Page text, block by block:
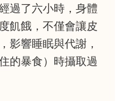
過了六小時，身體
飢餓，不僅會讓皮
影響睡眠與代謝，
的暴食）時攝取過